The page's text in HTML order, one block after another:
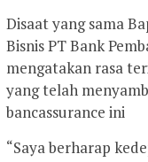
Disaat yang sama
Bisnis PT Bank
mengatakan rasa
yang telah
bancassurance ini
“Saya berharap